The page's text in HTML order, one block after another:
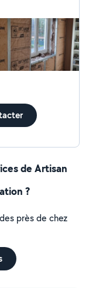
de Artisan
?
près de chez